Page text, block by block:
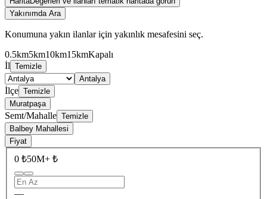
Yakınımda Ara
Konumuna yakın ilanlar için yakınlık mesafesini seç.
0.5km5km10km15kmKapalı
İl Temizle
Antalya
İlçe Temizle
Muratpaşa
Semt/Mahalle Temizle
Balbey Mahallesi
Fiyat
0 ₺50M+ ₺
—